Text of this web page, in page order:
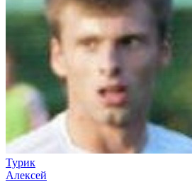
Турик
Алексей